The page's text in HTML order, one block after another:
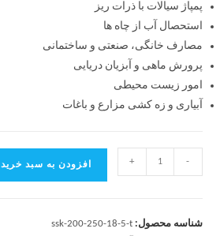
پمپاژ سیالات با ذرات ریز
استحصال آب از چاه ها
مصارف خانگی، صنعتی و ساختمانی
پرورش ماهی و آبزیان دریایی
امور زیست محیطی
آبیاری و زه کشی مزارع و باغات
-
+ افزودن به سبد خرید
شناسه محصول:ssk-200-250-18-5-t